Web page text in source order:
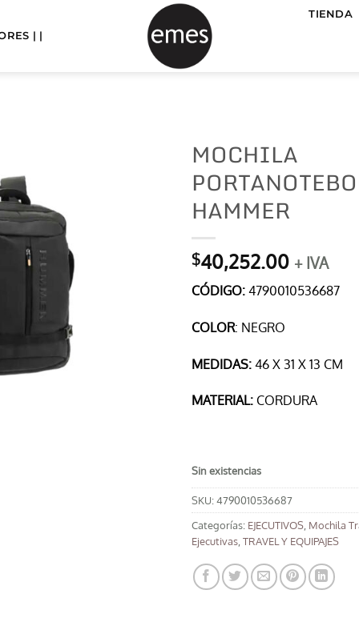
| |
TIENDA
MOCHILA
HAMMER
$40,252.00 + IVA
CÓDIGO: 4790010536687
COLOR: NEGRO
MEDIDAS: 46 X 31 X 13 CM
MATERIAL: CORDURA
Sin existencias
SKU:4790010536687
Categorías: EJECUTIVOS Mochila
Ejecutivas TRAVEL Y EQUIPAJES